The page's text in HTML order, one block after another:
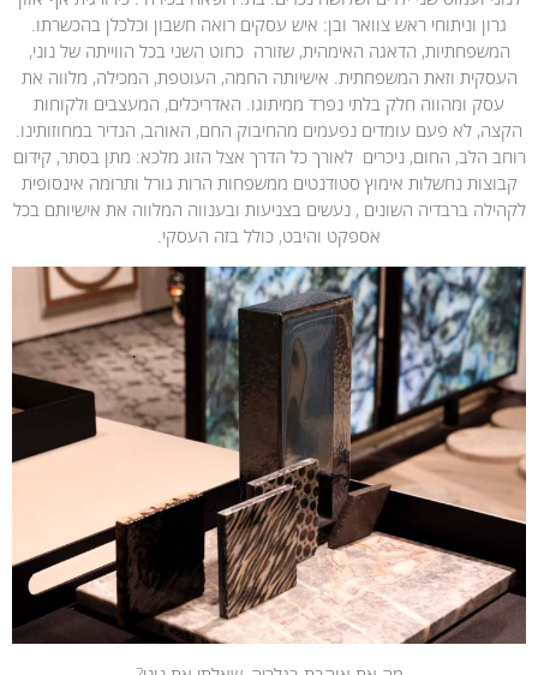
גרון וניתוחי ראש צוואר ובן: איש עסקים רואה חשבון וכלכלן בהכשרתו.
המשפחתיות, הדאגה האימהית, שזורה כחוט השני בכל הווייתה של נוני,
העסקית וזאת המשפחתית. אישיותה החמה, העוטפת, המכילה, מלווה את
עסק ומהווה חלק בלתי נפרד ממיתוגו. האדריכלים, המעצבים ולקוחות
הקצה, לא פעם עומדים נפעמים מהחיבוק החם, האוהב, הנדיר במחוזותינו.
רוחב הלב, החום, ניכרים לאורך כל הדרך אצל הזוג מלכא: מתן בסתר, קידום
קבוצות נחשלות אימוץ סטודנטים ממשפחות הרות גורל ותרומה אינסופית
לקהילה ברבדיה השונים , נעשים בצניעות ובענווה המלווה את אישיותם בכל
אספקט והיבט, כולל בזה העסקי.